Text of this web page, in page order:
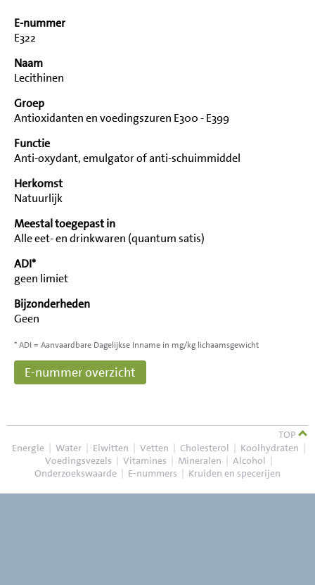
E-nummer
E322
Naam
Lecithinen
Groep
Antioxidanten en voedingszuren E300 - E399
Functie
Anti-oxydant, emulgator of anti-schuimmiddel
Herkomst
Natuurlijk
Meestal toegepast in
Alle eet- en drinkwaren (quantum satis)
ADI*
geen limiet
Bijzonderheden
Geen
* ADI = Aanvaardbare Dagelijkse Inname in mg/kg lichaamsgewicht
E-nummer overzicht
TOP
Energie | Water | Eiwitten | Vetten | Cholesterol | Koolhydraten |
Voedingsvezels | Vitamines | Mineralen | Alcohol |
Onderzoekswaarde | E-nummers | Kruiden en specerijen